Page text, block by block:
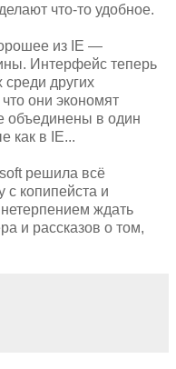
что-то удобное.
из IE —
Интерфейс теперь
других
они экономят
объединены в один
как в IE...
решила всё
с копипейста и
ждать
и рассказов о том,